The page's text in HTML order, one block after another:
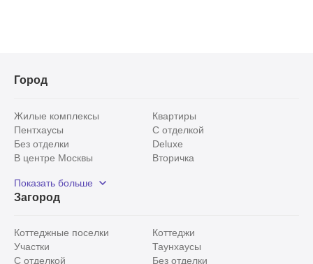
Город
Жилые комплексы
Квартиры
Пентхаусы
С отделкой
Без отделки
Deluxe
В центре Москвы
Вторичка
Рядом с парком
С панорамными окнами
Показать больше
Загород
Коттеджные поселки
Коттеджи
Участки
Таунхаусы
С отделкой
Без отделки